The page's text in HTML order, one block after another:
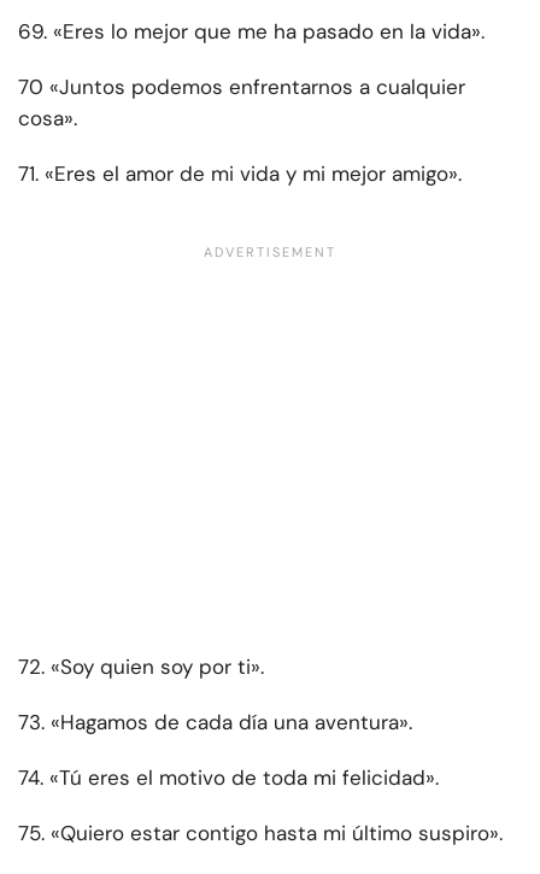
69. «Eres lo mejor que me ha pasado en la vida».
70 «Juntos podemos enfrentarnos a cualquier
cosa».
71. «Eres el amor de mi vida y mi mejor amigo».
72. «Soy quien soy por ti».
73. «Hagamos de cada día una aventura».
74. «Tú eres el motivo de toda mi felicidad».
75. «Quiero estar contigo hasta mi último suspiro».